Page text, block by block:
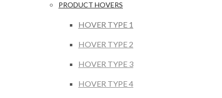
PRODUCT HOVERS
HOVER TYPE 1
HOVER TYPE 2
HOVER TYPE 3
HOVER TYPE 4